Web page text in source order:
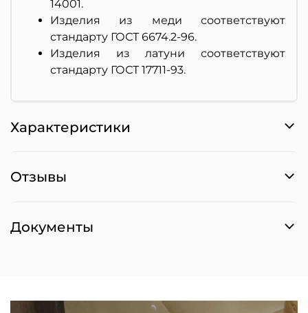
14001.
Изделия из меди соответствуют
стандарту ГОСТ 6674.2-96.
Изделия из латуни соответствуют
стандарту ГОСТ 17711-93.
Характеристики
Отзывы
Документы